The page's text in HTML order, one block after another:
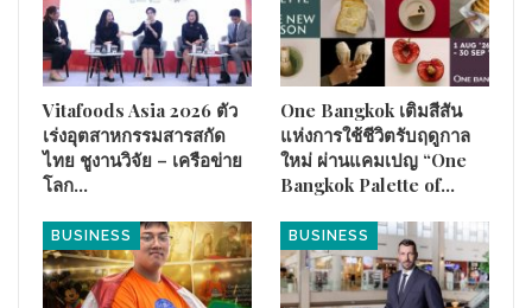
ที่มีเด็กเล็กซึ่งมีข้อจำกัดในการอพยพย้ายในภาวะฉุกเฉิน พร้อมยังมี
สุขภาวะการอยู่อาศัยที่ดีด้วยอุณหภูมิที่เย็นสบาย (Thermal
Comfort)
การเติมสารชีวภาพที่พัฒนาจากขยะอาหารในครั้งนี้ ยังช่วย เพิ่ม
ประสิทธิภาพการหน่วงไฟอีกระดับ ผ่านการทดสอบตามมาตรฐาน
UL94 V-0 สามารถดับไฟได้ภายใน 10 วินาทีโดยไม่เกิดเปลวไฟ
Vitafoods Asia 2026 ตัว
เร่งอุตสาหกรรมสารสกัด
ไทย ชูงานวิจัย – เครือข่าย
โลก…
One Bangkok เติมสีสัน
แห่งการใช้ชีวิตรับฤดูกาล
ใหม่ ผ่านแคมเปญ “One
Bangkok Palette of…
BUSINESS BUSINESS